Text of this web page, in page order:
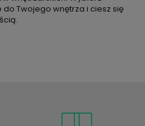
Twojego wnętrza i ciesz się